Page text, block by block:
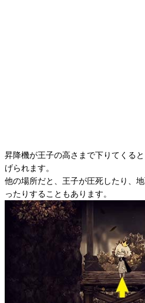
昇降機が王子の高さまで下りてくる
げられます。
他の場所だと、王子が圧死したり、
ったりすることもあります。